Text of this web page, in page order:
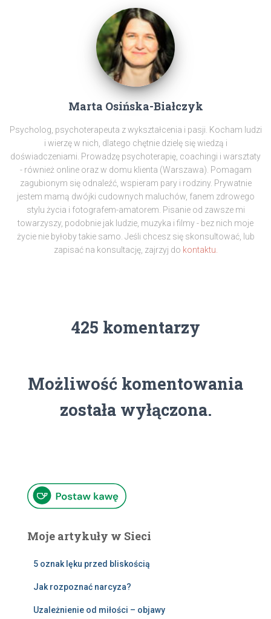
Marta Osińska-Białczyk
Psycholog, psychoterapeuta z wykształcenia i pasji. Kocham ludzi
i wierzę w nich, dlatego chętnie dzielę się wiedzą i
doświadczeniami. Prowadzę psychoterapię, coachingi i warsztaty
- również online oraz w domu klienta (Warszawa). Pomagam
zagubionym się odnaleźć, wspieram pary i rodziny. Prywatnie
jestem mamą dwójki cudownych maluchów, fanem zdrowego
stylu życia i fotografem-amatorem. Pisanie od zawsze mi
towarzyszy, podobnie jak ludzie, muzyka i filmy - bez nich moje
życie nie byłoby takie samo. Jeśli chcesz się skonsultować, lub
zapisać na konsultację, zajrzyj do kontaktu.
425 komentarzy
Możliwość komentowania
została wyłączona.
Moje artykuły w Sieci
5 oznak lęku przed bliskością
Jak rozpoznać narcyza?
Uzależnienie od miłości – objawy